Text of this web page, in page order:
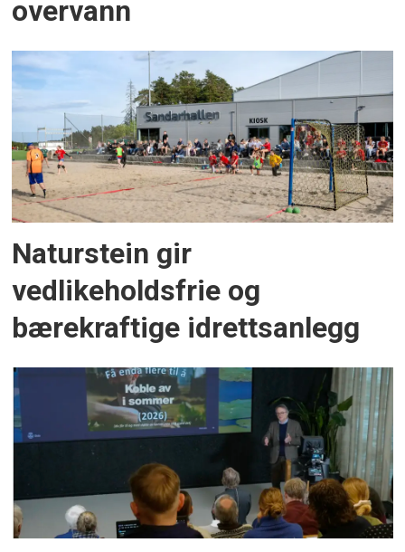
overvann
Naturstein gir
vedlikeholdsfrie og
bærekraftige idrettsanlegg